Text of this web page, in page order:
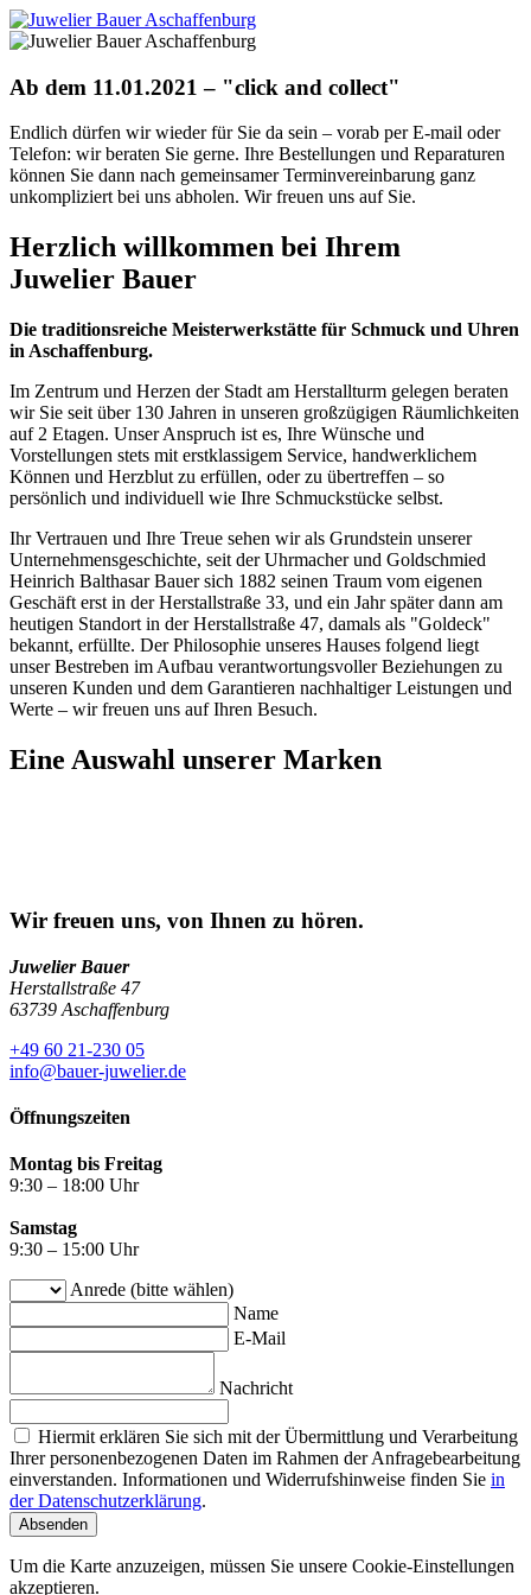
Ab dem 11.01.2021 – "click and collect"
Endlich dürfen wir wieder für Sie da sein – vorab per E-mail oder
Telefon: wir beraten Sie gerne. Ihre Bestellungen und Reparaturen
können Sie dann nach gemeinsamer Terminvereinbarung ganz
unkompliziert bei uns abholen. Wir freuen uns auf Sie.
Herzlich willkommen bei Ihrem
Juwelier Bauer
Die traditionsreiche Meisterwerkstätte für Schmuck und Uhren
in Aschaffenburg.
Im Zentrum und Herzen der Stadt am Herstallturm gelegen beraten
wir Sie seit über 130 Jahren in unseren großzügigen Räumlichkeiten
auf 2 Etagen. Unser Anspruch ist es, Ihre Wünsche und
Vorstellungen stets mit erstklassigem Service, handwerklichem
Können und Herzblut zu erfüllen, oder zu übertreffen – so
persönlich und individuell wie Ihre Schmuckstücke selbst.
Ihr Vertrauen und Ihre Treue sehen wir als Grundstein unserer
Unternehmensgeschichte, seit der Uhrmacher und Goldschmied
Heinrich Balthasar Bauer sich 1882 seinen Traum vom eigenen
Geschäft erst in der Herstallstraße 33, und ein Jahr später dann am
heutigen Standort in der Herstallstraße 47, damals als "Goldeck"
bekannt, erfüllte. Der Philosophie unseres Hauses folgend liegt
unser Bestreben im Aufbau verantwortungsvoller Beziehungen zu
unseren Kunden und dem Garantieren nachhaltiger Leistungen und
Werte – wir freuen uns auf Ihren Besuch.
Eine Auswahl unserer Marken
Wir freuen uns, von Ihnen zu hören.
Juwelier Bauer
Herstallstraße 47
63739 Aschaffenburg
+49 60 21-230 05
info@bauer-juwelier.de
Öffnungszeiten
Montag bis Freitag
9:30 – 18:00 Uhr
Samstag
9:30 – 15:00 Uhr
Anrede (bitte wählen)
Name
E-Mail
Nachricht
Hiermit erklären Sie sich mit der Übermittlung und Verarbeitung
Ihrer personenbezogenen Daten im Rahmen der Anfragebearbeitung
einverstanden. Informationen und Widerrufshinweise finden Sie in
der Datenschutzerklärung.
Absenden
Um die Karte anzuzeigen, müssen Sie unsere Cookie-Einstellungen
akzeptieren.